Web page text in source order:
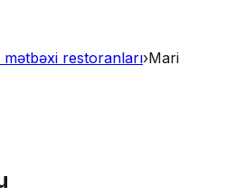
restoranları›Mari